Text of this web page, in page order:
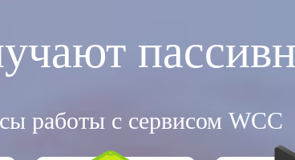
работы с сервисом WCC